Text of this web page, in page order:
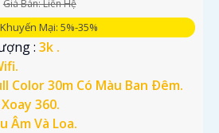
Giá Bán: Liên Hệ
Mại: 5%-35%
: 3k .
Color 30m Có Màu Ban Ðêm.
Xoay 360.
Âm Và Loa.